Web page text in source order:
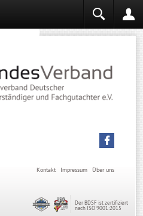
Über uns
Impressum
Kontakt
Der BDSF ist zertifiziert
nach ISO 9001:2015